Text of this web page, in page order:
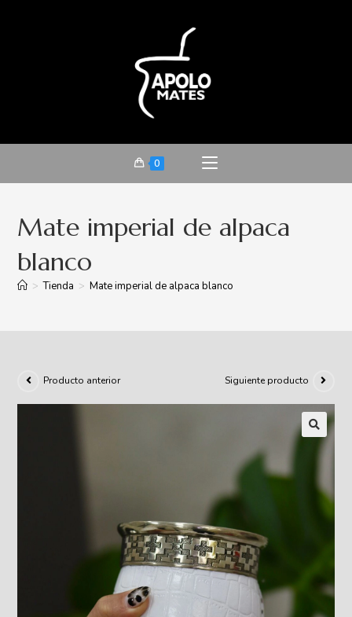
0
Mate imperial de alpaca
blanco
> Tienda > Mate imperial de alpaca blanco
Producto anterior Siguiente producto